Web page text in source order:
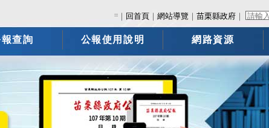
::: 回首頁 ｜網站導覽 ｜苗栗縣政府
查詢 公報使用說明 網路資源